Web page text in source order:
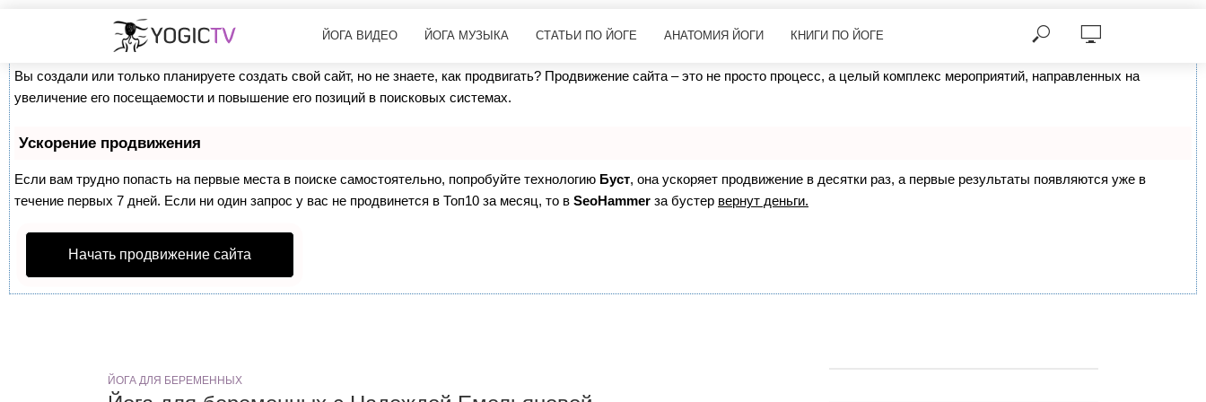
ЙОГА ВИДЕО ЙОГА МУЗЫКА СТАТЬИ ПО ЙОГЕ АНАТОМИЯ ЙОГИ КНИГИ ПО ЙОГЕ
Как продвинуть сайт на первые места?
Вы создали или только планируете создать свой сайт, но не знаете, как продвигать? Продвижение сайта – это не просто процесс, а целый комплекс мероприятий, направленных на
увеличение его посещаемости и повышение его позиций в поисковых системах.
Ускорение продвижения
Если вам трудно попасть на первые места в поиске самостоятельно, попробуйте технологию Буст, она ускоряет продвижение в десятки раз, а первые результаты появляются уже в
течение первых 7 дней. Если ни один запрос у вас не продвинется в Топ10 за месяц, то в SeoHammer за бустер вернут деньги.
Начать продвижение сайта
ЙОГА ДЛЯ БЕРЕМЕННЫХ